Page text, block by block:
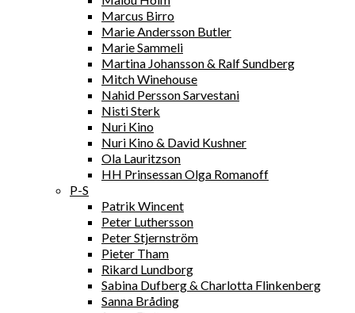
Marcus Birro
Marie Andersson Butler
Marie Sammeli
Martina Johansson & Ralf Sundberg
Mitch Winehouse
Nahid Persson Sarvestani
Nisti Sterk
Nuri Kino
Nuri Kino & David Kushner
Ola Lauritzson
HH Prinsessan Olga Romanoff
P-S
Patrik Wincent
Peter Luthersson
Peter Stjernström
Pieter Tham
Rikard Lundborg
Sabina Dufberg & Charlotta Flinkenberg
Sanna Bråding